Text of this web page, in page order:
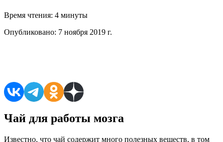
Время чтения: 4 минуты
Опубликовано: 7 ноября 2019 г.
Чай для работы мозга
Известно, что чай содержит много полезных веществ, в том